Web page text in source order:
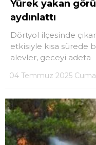
Yürek yakan
aydınlattı
Dörtyol ilçesinde
etkisiyle kısa sürede
alevler, geceyi adeta
04 Temmuz 2025 Cuma